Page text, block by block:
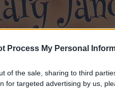
Process My Personal
of the sale, sharing to third
for targeted advertising by us,